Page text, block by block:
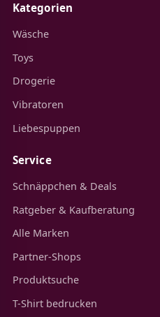
Kategorien
Wäsche
Toys
Drogerie
Vibratoren
Liebespuppen
Service
Schnäppchen & Deals
Ratgeber & Kaufberatung
Alle Marken
Partner-Shops
Produktsuche
T-Shirt bedrucken